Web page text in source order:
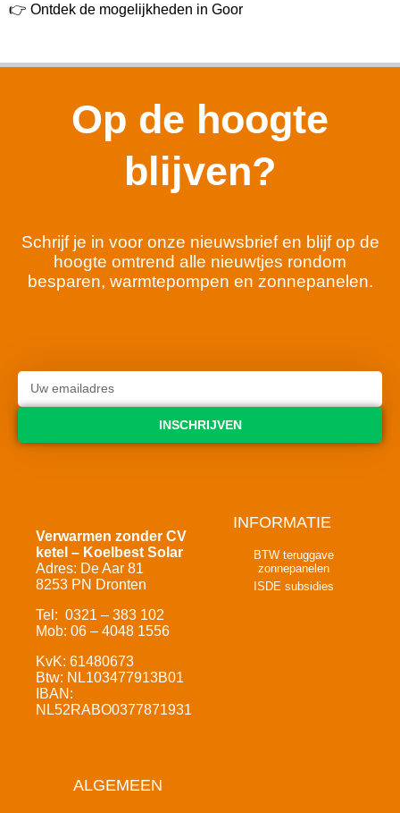
👉 Ontdek de mogelijkheden in Goor
Op de hoogte
blijven?
Schrijf je in voor onze nieuwsbrief en blijf op de
hoogte omtrend alle nieuwtjes rondom
besparen, warmtepompen en zonnepanelen.
INSCHRIJVEN
Verwarmen zonder CV
ketel – Koelbest Solar
Adres: De Aar 81
8253 PN Dronten
Tel: 0321 – 383 102
Mob: 06 – 4048 1556
KvK: 61480673
Btw: NL103477913B01
IBAN:
NL52RABO0377871931
INFORMATIE
BTW teruggave
zonnepanelen
ISDE subsidies
ALGEMEEN